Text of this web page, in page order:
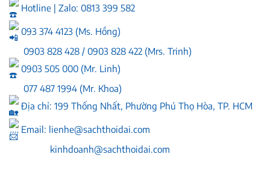
Hotline | Zalo: 0813 399 582
093 374 4123 (Ms. Hồng)
0903 828 428 / 0903 828 422 (Mrs. Trinh)
0903 505 000 (Mr. Linh)
077 487 1994 (Mr. Khoa)
Địa chỉ: 199 Thống Nhất, Phường Phú Thọ Hòa, TP. HCM
Email: lienhe@sachthoidai.com
kinhdoanh@sachthoidai.com